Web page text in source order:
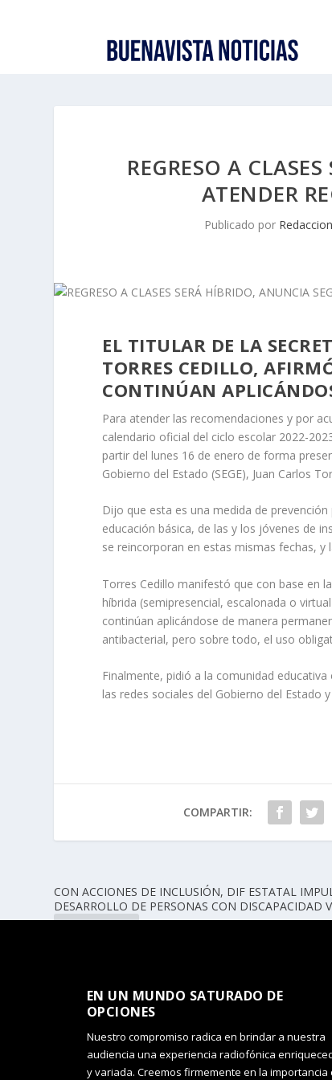
REGRESO A
ATENDER
Publicado por Redaccion
EL TITULAR DE LA
TORRES CEDILLO,
CONTINÚAN
Para atender las recomendaciones y por
calendario oficial del ciclo escolar 2022-
partir del lunes 16 de enero de forma
Gobierno del Estado (SEGE), Juan Carlos
Dijo que esta es una medida de
educación básica, de las y los jóvenes de
se reincorporan en estas mismas fechas, y
Torres Cedillo manifestó que con base en
híbrida (semipresencial, escalonada o
continúan aplicándose de manera
antibacterial, pero sobre todo, el uso
Finalmente, pidió a la comunidad
las redes sociales del Gobierno del Estado
COMPARTIR:
CON ACCIONES DE INCLUSIÓN, DIF ESTATAL
DESARROLLO DE PERSONAS CON DISCAPACIDAD
EN UN MUNDO SATURADO DE
OPCIONES​
Nuestro compromiso radica en brindar a nuestra
audiencia una experiencia radiofónica
y variada. Creemos firmemente en la importancia